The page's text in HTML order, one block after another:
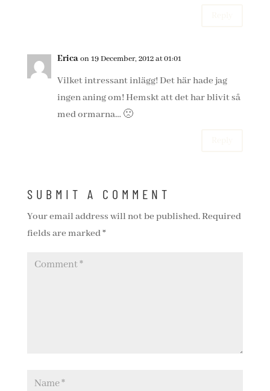
Ericaon 19 December, 2012 at 01:01
Vilket intressant inlägg! Det här hade jag
ingen aning om! Hemskt att det har blivit så
med ormarna… 🙁
SUBMIT A COMMENT
Your email address will not be published.Required
fields are marked*